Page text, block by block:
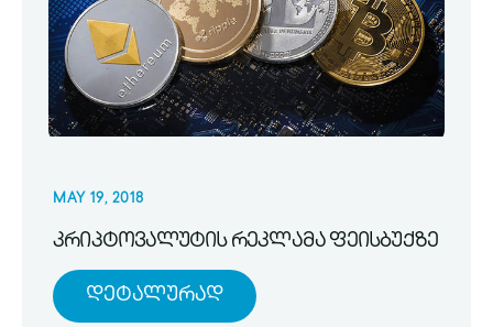
MAY 19, 2018
კრიპტოვალუტის რეკლამა ფეისბუქზე
Დეტალურად